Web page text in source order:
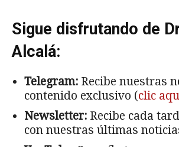
Sigue disfrutando de
Alcalá:
Telegram: Recibe nuestras
contenido exclusivo (clic
Newsletter: Recibe cada
con nuestras últimas